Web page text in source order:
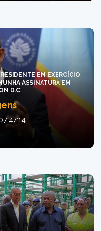
EM EXERCÍCIO
ASSINATURA EM
D.C